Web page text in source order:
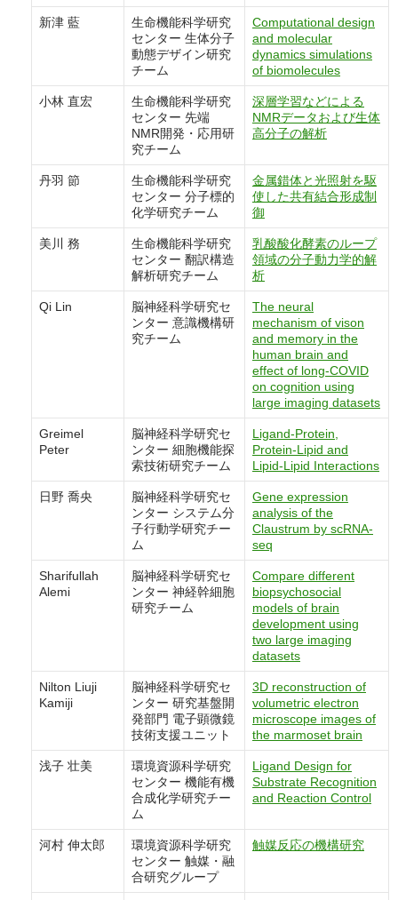
新津 藍
生命機能科学研究
センター 生体分子
動態デザイン研究
チーム
Computational design
and molecular
dynamics simulations
of biomolecules
小林 直宏
生命機能科学研究
センター 先端
NMR開発・応用研
究チーム
深層学習などによる
NMRデータおよび生体
高分子の解析
丹羽 節
生命機能科学研究
センター 分子標的
化学研究チーム
金属錯体と光照射を駆
使した共有結合形成制
御
美川 務
生命機能科学研究
センター 翻訳構造
解析研究チーム
乳酸酸化酵素のループ
領域の分子動力学的解
析
Qi Lin
脳神経科学研究セ
ンター 意識機構研
究チーム
The neural
mechanism of vison
and memory in the
human brain and
effect of long-COVID
on cognition using
large imaging datasets
Greimel
Peter
脳神経科学研究セ
ンター 細胞機能探
索技術研究チーム
Ligand-Protein,
Protein-Lipid and
Lipid-Lipid Interactions
日野 喬央
脳神経科学研究セ
ンター システム分
子行動学研究チー
ム
Gene expression
analysis of the
Claustrum by scRNA-
seq
Sharifullah
Alemi
脳神経科学研究セ
ンター 神経幹細胞
研究チーム
Compare different
biopsychosocial
models of brain
development using
two large imaging
datasets
Nilton Liuji
Kamiji
脳神経科学研究セ
ンター 研究基盤開
発部門 電子顕微鏡
技術支援ユニット
3D reconstruction of
volumetric electron
microscope images of
the marmoset brain
浅子 壮美
環境資源科学研究
センター 機能有機
合成化学研究チー
ム
Ligand Design for
Substrate Recognition
and Reaction Control
河村 伸太郎
環境資源科学研究
センター 触媒・融
合研究グループ
触媒反応の機構研究